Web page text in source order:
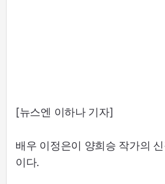
[뉴스엔 이하나 기자]
배우 이정은이 양희승 작가의
이다.